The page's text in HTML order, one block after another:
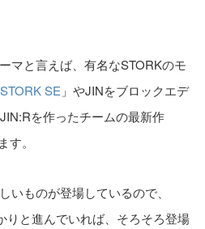
マと言えば、有名なSTORKのモ
STORK SE 」やJINをブロックエデ
を作ったチームの最新作
す。
いものが登場しているので、
りと進んでいれば、そろそろ登場